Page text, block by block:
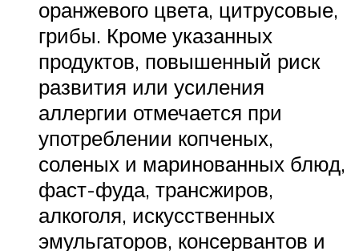
оранжевого цвета, цитрусовые,
грибы. Кроме указанных
продуктов, повышенный риск
развития или усиления
аллергии отмечается при
употреблении копченых,
соленых и маринованных блюд,
фаст-фуда, трансжиров,
алкоголя, искусственных
эмульгаторов, консервантов и